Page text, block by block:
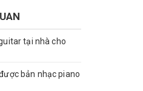
tại nhà cho
bản nhạc piano